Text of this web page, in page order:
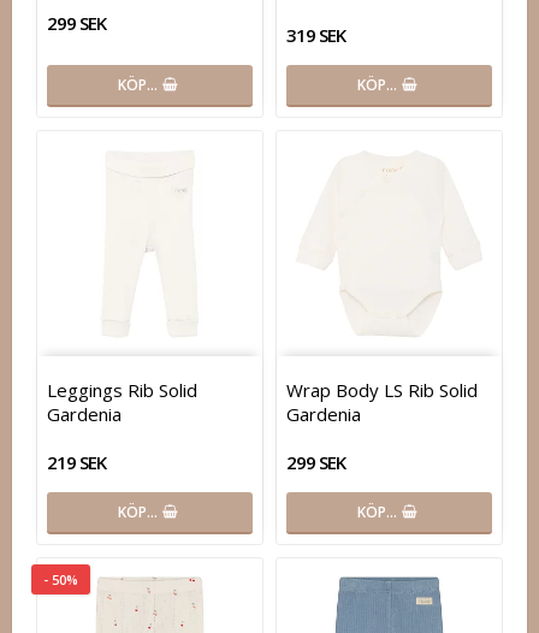
299 SEK
KÖP…
319 SEK
KÖP…
Leggings Rib Solid
Gardenia
219 SEK
KÖP…
Wrap Body LS Rib Solid
Gardenia
299 SEK
KÖP…
- 50%